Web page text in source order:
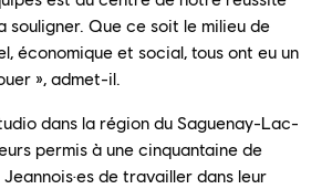
souligner. Que ce soit le milieu de
économique et social, tous ont eu un
», admet-il.
dans la région du Saguenay-Lac-
permis à une cinquantaine de
Jeannois·es de travailler dans leur